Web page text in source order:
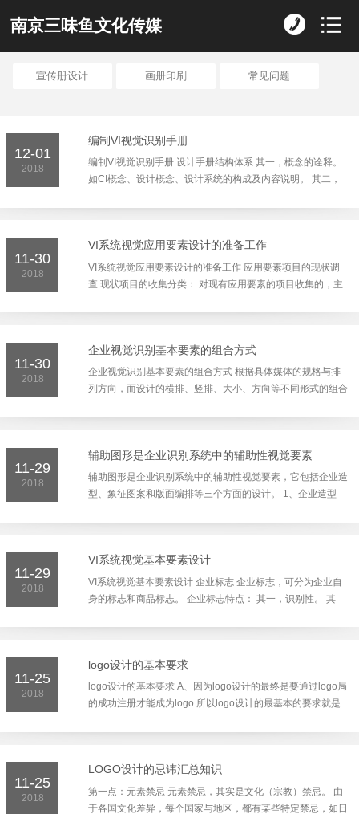
南京三味鱼文化传媒
宣传册设计 画册印刷 常见问题
12-01
2018
编制VI视觉识别手册
编制VI视觉识别手册 设计手册结构体系 其一，概念的诠释。
如CI概念、设计概念、设计系统的构成及内容说明。 其二，
11-30
2018
VI系统视觉应用要素设计的准备工作
VI系统视觉应用要素设计的准备工作 应用要素项目的现状调
查 现状项目的收集分类： 对现有应用要素的项目收集的，主
11-30
2018
企业视觉识别基本要素的组合方式
企业视觉识别基本要素的组合方式 根据具体媒体的规格与排
列方向，而设计的横排、竖排、大小、方向等不同形式的组合
11-29
2018
辅助图形是企业识别系统中的辅助性视觉要素
辅助图形是企业识别系统中的辅助性视觉要素，它包括企业造
型、象征图案和版面编排等三个方面的设计。 1、企业造型
11-29
2018
VI系统视觉基本要素设计
VI系统视觉基本要素设计 企业标志 企业标志，可分为企业自
身的标志和商品标志。 企业标志特点： 其一，识别性。 其
11-25
2018
logo设计的基本要求
logo设计的基本要求 A、因为logo设计的最终是要通过logo局
的成功注册才能成为logo.所以logo设计的最基本的要求就是
11-25
2018
LOGO设计的忌讳汇总知识
第一点：元素禁忌 元素禁忌，其实是文化（宗教）禁忌。 由
于各国文化差异，每个国家与地区，都有某些特定禁忌，如日